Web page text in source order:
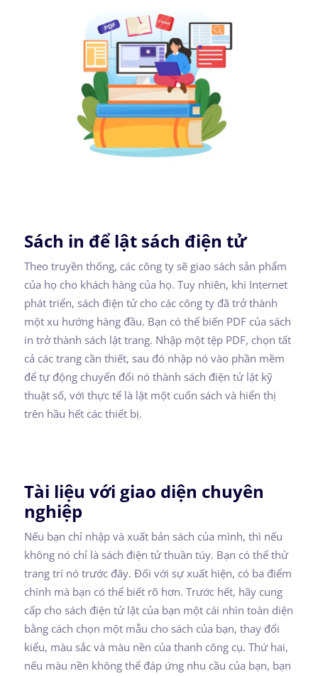
Sách in để lật sách điện tử
Theo truyền thống, các công ty sẽ giao sách sản phẩm
của họ cho khách hàng của họ. Tuy nhiên, khi Internet
phát triển, sách điện tử cho các công ty đã trở thành
một xu hướng hàng đầu. Bạn có thể biến PDF của sách
in trở thành sách lật trang. Nhập một tệp PDF, chọn tất
cả các trang cần thiết, sau đó nhập nó vào phần mềm
để tự động chuyển đổi nó thành sách điện tử lật kỹ
thuật số, với thực tế là lật một cuốn sách và hiển thị
trên hầu hết các thiết bị.
Tài liệu với giao diện chuyên
nghiệp
Nếu bạn chỉ nhập và xuất bản sách của mình, thì nếu
không nó chỉ là sách điện tử thuần túy. Bạn có thể thử
trang trí nó trước đây. Đối với sự xuất hiện, có ba điểm
chính mà bạn có thể biết rõ hơn. Trước hết, hãy cung
cấp cho sách điện tử lật của bạn một cái nhìn toàn diện
bằng cách chọn một mẫu cho sách của bạn, thay đổi
kiểu, màu sắc và màu nền của thanh công cụ. Thứ hai,
nếu màu nền không thể đáp ứng nhu cầu của bạn, bạn